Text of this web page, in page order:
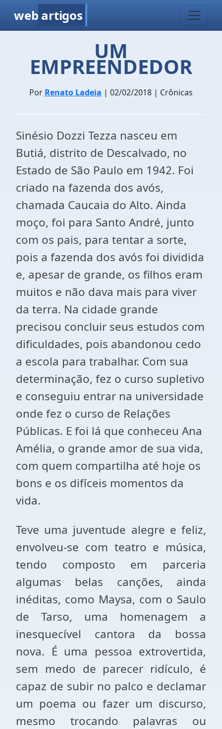
web artigos
UM
EMPREENDEDOR
Por Renato Ladeia | 02/02/2018 | Crônicas
Sinésio Dozzi Tezza nasceu em
Butiá, distrito de Descalvado, no
Estado de São Paulo em 1942. Foi
criado na fazenda dos avós,
chamada Caucaia do Alto. Ainda
moço, foi para Santo André, junto
com os pais, para tentar a sorte,
pois a fazenda dos avós foi dividida
e, apesar de grande, os filhos eram
muitos e não dava mais para viver
da terra. Na cidade grande
precisou concluir seus estudos com
dificuldades, pois abandonou cedo
a escola para trabalhar. Com sua
determinação, fez o curso supletivo
e conseguiu entrar na universidade
onde fez o curso de Relações
Públicas. E foi lá que conheceu Ana
Amélia, o grande amor de sua vida,
com quem compartilha até hoje os
bons e os difíceis momentos da
vida.
Teve uma juventude alegre e feliz,
envolveu-se com teatro e música,
tendo composto em parceria
algumas belas canções, ainda
inéditas, como Maysa, com o Saulo
de Tarso, uma homenagem a
inesquecível cantora da bossa
nova. É uma pessoa extrovertida,
sem medo de parecer ridículo, é
capaz de subir no palco e declamar
um poema ou fazer um discurso,
mesmo trocando palavras ou